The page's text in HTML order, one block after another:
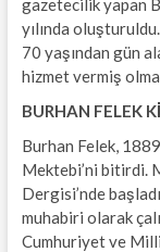
gazetecilik yapan
yılında
70 yaşından gün
hizmet vermiş
BURHAN FELEK
Burhan Felek,
Mektebi’ni bitirdi.
Dergisi’nde
muhabiri olarak
Cumhuriyet ve